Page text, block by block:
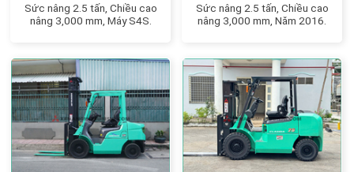
Sức nâng 2.5 tấn, Chiều cao
nâng 3,000 mm, Máy S4S.
Sức nâng 2.5 tấn, Chiều cao
nâng 3,000 mm, Năm 2016.